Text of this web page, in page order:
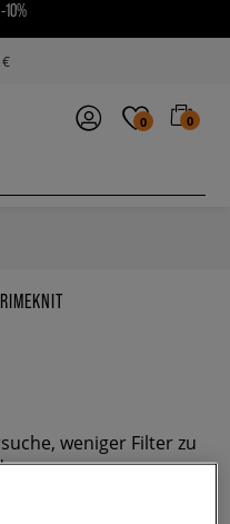
10%
0 0
weniger Filter zu